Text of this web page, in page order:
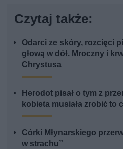
Czytaj także:
Odarci ze skóry, rozcięci
głową w dół. Mroczny i
Chrystusa
Herodot pisał o tym z
kobieta musiała zrobić to
Córki Młynarskiego
w strachu”